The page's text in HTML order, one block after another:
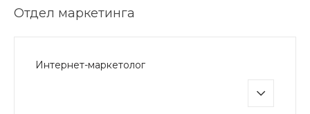
Отдел маркетинга
Интернет-маркетолог